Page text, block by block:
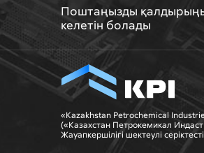
Поштаңызды
келетін болады
«Kazakhstan Petrochemical
(«Казахстан Петрокемикал
Жауапкершiлiгi шектеулi